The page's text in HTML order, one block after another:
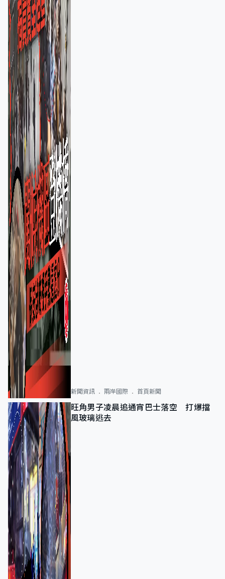
新聞資訊 兩岸國際 首頁新聞
旺角男子凌晨追通宵巴士落空 打爆擋
風玻璃逃去